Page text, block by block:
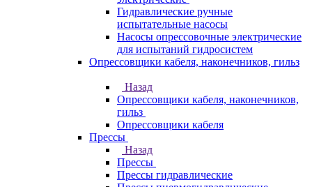
Гидравлические ручные
испытательные насосы
Насосы опрессовочные электрические
для испытаний гидросистем
Опрессовщики кабеля, наконечников, гильз
Назад
Опрессовщики кабеля, наконечников,
гильз
Опрессовщики кабеля
Прессы
Назад
Прессы
Прессы гидравлические